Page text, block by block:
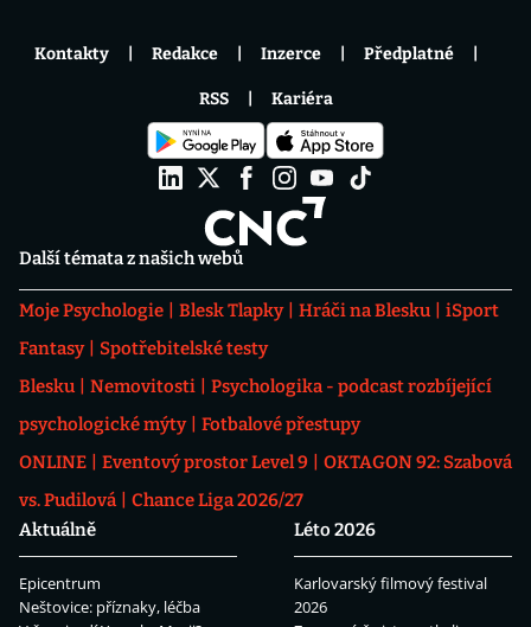
Další témata z našich webů
Moje Psychologie Blesk Tlapky Hráči na Blesku
iSport
Fantasy
Spotřebitelské testy
Blesku
Nemovitosti
Psychologika - podcast rozbíjející
psychologické mýty
Fotbalové přestupy
ONLINE
Eventový prostor Level 9
OKTAGON 92: Szabová
vs. Pudilová
Chance Liga 2026/27
Aktuálně
Epicentrum
Neštovice: příznaky, léčba
Léto 2026
Karlovarský filmový festival
2026
Kontakty Redakce Inzerce Předplatné
RSS Kariéra